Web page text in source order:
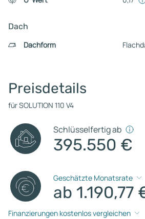
Dach
Dachform
Preisdetails
für SOLUTION 110 V4
Schlüsselfertig ab
395.550 €
Geschätzte Monatsrate
ab 1.190,77
Finanzierungen kostenlos vergleichen